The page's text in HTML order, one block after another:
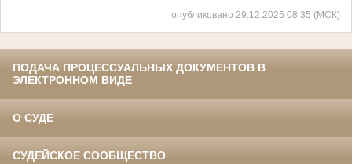
опубликовано 29.12.2025 08:35 (МСК)
ПОДАЧА ПРОЦЕССУАЛЬНЫХ ДОКУМЕНТОВ В
ЭЛЕКТРОННОМ ВИДЕ
О СУДЕ
СУДЕЙСКОЕ СООБЩЕСТВО